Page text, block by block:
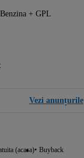
Benzina + GPL
Vezi anunțurile
(acasa) Buyback